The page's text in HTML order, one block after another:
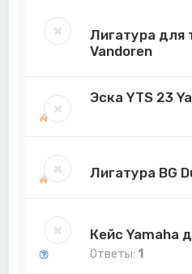
Лигатура для
Vandoren
Эска YTS 23
Лигатура BG
Кейс Yamaha
Ответы: 1